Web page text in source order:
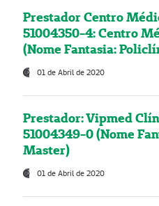
Prestador Centro
51004350-4: Centro
(Nome Fantasia:
01 de Abril de 2020
Prestador: Vipmed
51004349-0 (Nome
Master)
01 de Abril de 2020